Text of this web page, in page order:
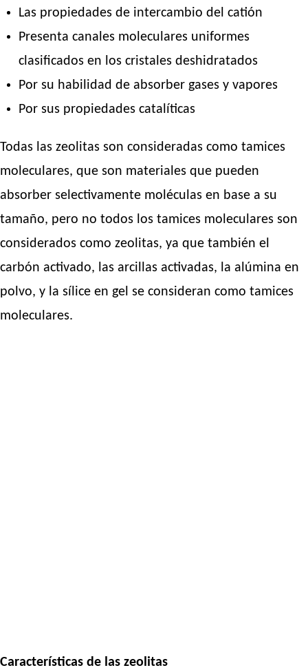
Las propiedades de intercambio del catión
Presenta canales moleculares uniformes
clasificados en los cristales deshidratados
Por su habilidad de absorber gases y vapores
Por sus propiedades catalíticas
Todas las zeolitas son consideradas como tamices
moleculares, que son materiales que pueden
absorber selectivamente moléculas en base a su
tamaño, pero no todos los tamices moleculares son
considerados como zeolitas, ya que también el
carbón activado, las arcillas activadas, la alúmina en
polvo, y la sílice en gel se consideran como tamices
moleculares.
Características de las zeolitas